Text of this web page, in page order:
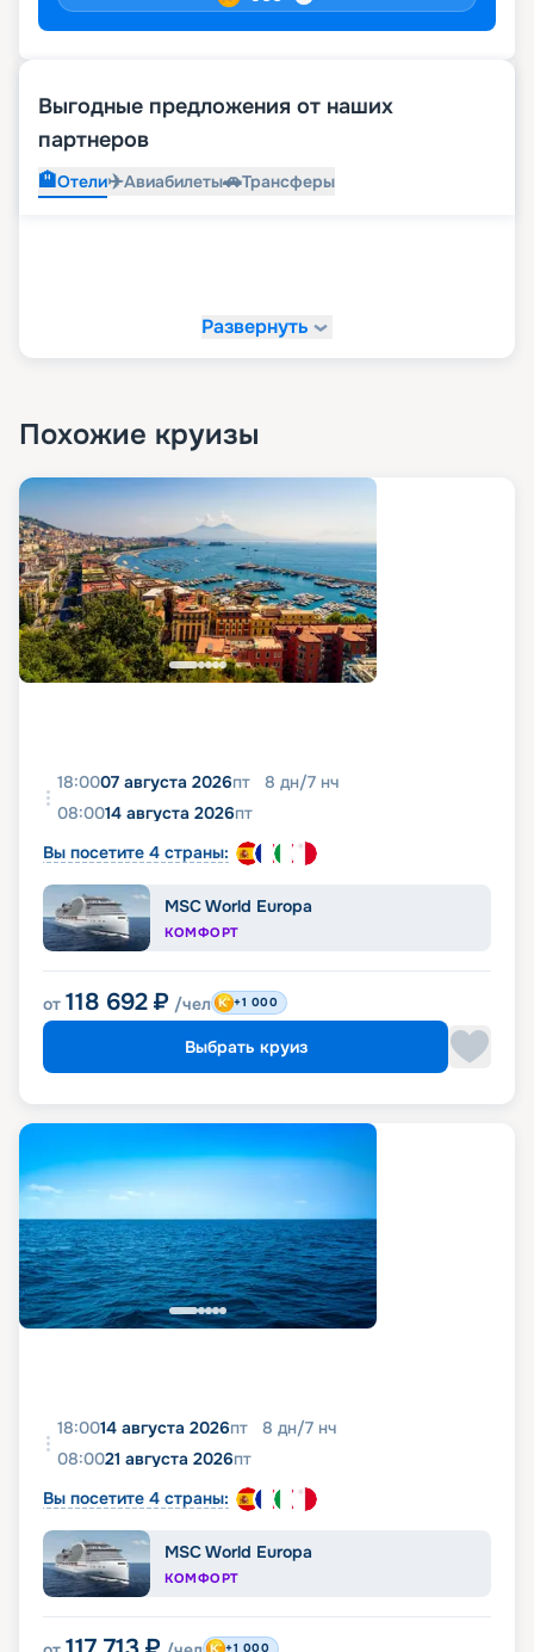
Выгодные предложения от наших
партнеров
🏨Отели✈️Авиабилеты🚗Трансферы
Развернуть
Похожие круизы
18:0007 августа 2026пт 8 дн/7 нч
08:0014 августа 2026пт
Вы посетите 4 страны:
MSC World Europa
КОМФОРТ
от 118 692 ₽ /чел +1 000
Выбрать круиз
18:0014 августа 2026пт 8 дн/7 нч
08:0021 августа 2026пт
Вы посетите 4 страны:
MSC World Europa
КОМФОРТ
+1 000